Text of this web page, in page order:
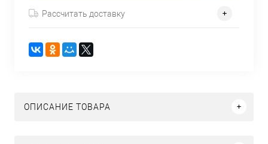
Рассчитать доставку
ОПИСАНИЕ ТОВАРА